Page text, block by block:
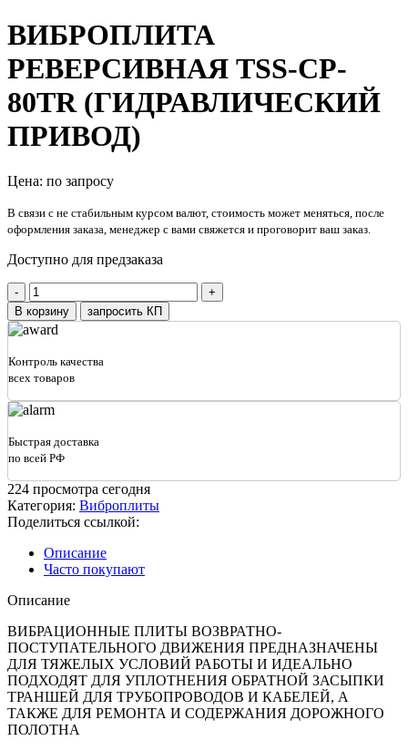
ВИБРОПЛИТА
РЕВЕРСИВНАЯ TSS-CP-
80TR (ГИДРАВЛИЧЕСКИЙ
ПРИВОД)
Цена: по запросу
В связи с не стабильным курсом валют, стоимость может меняться, после
оформления заказа, менеджер с вами свяжется и проговорит ваш заказ.
Доступно для предзаказа
Количество
товара
ВИБРОПЛИТА
РЕВЕРСИВНАЯ
CP-
80TR
(ГИДРАВЛИЧЕСКИЙ
В корзину запросить КП
Контроль качества
всех товаров
Быстрая доставка
по всей РФ
224 просмотра сегодня
Категория: Виброплиты
Поделиться ссылкой:
Описание
Часто покупают
Описание
ВИБРАЦИОННЫЕ ПЛИТЫ ВОЗВРАТНО-
ПОСТУПАТЕЛЬНОГО ДВИЖЕНИЯ ПРЕДНАЗНАЧЕНЫ
ДЛЯ ТЯЖЕЛЫХ УСЛОВИЙ РАБОТЫ И ИДЕАЛЬНО
ПОДХОДЯТ ДЛЯ УПЛОТНЕНИЯ ОБРАТНОЙ ЗАСЫПКИ
ТРАНШЕЙ ДЛЯ ТРУБОПРОВОДОВ И КАБЕЛЕЙ, А
ТАКЖЕ ДЛЯ РЕМОНТА И СОДЕРЖАНИЯ ДОРОЖНОГО
ПОЛОТНА